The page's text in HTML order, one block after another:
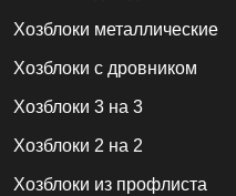
Хозблоки металлические
Хозблоки с дровником
Хозблоки 3 на 3
Хозблоки 2 на 2
Хозблоки из профлиста